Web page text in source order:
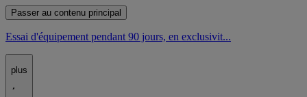
Passer au contenu principal
Essai d'équipement pendant 90 jours, en exclusivit...
plus